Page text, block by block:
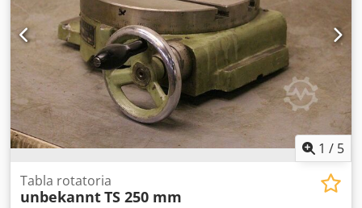
1 / 5
Tabla rotatoria
unbekanntTS 250 mm